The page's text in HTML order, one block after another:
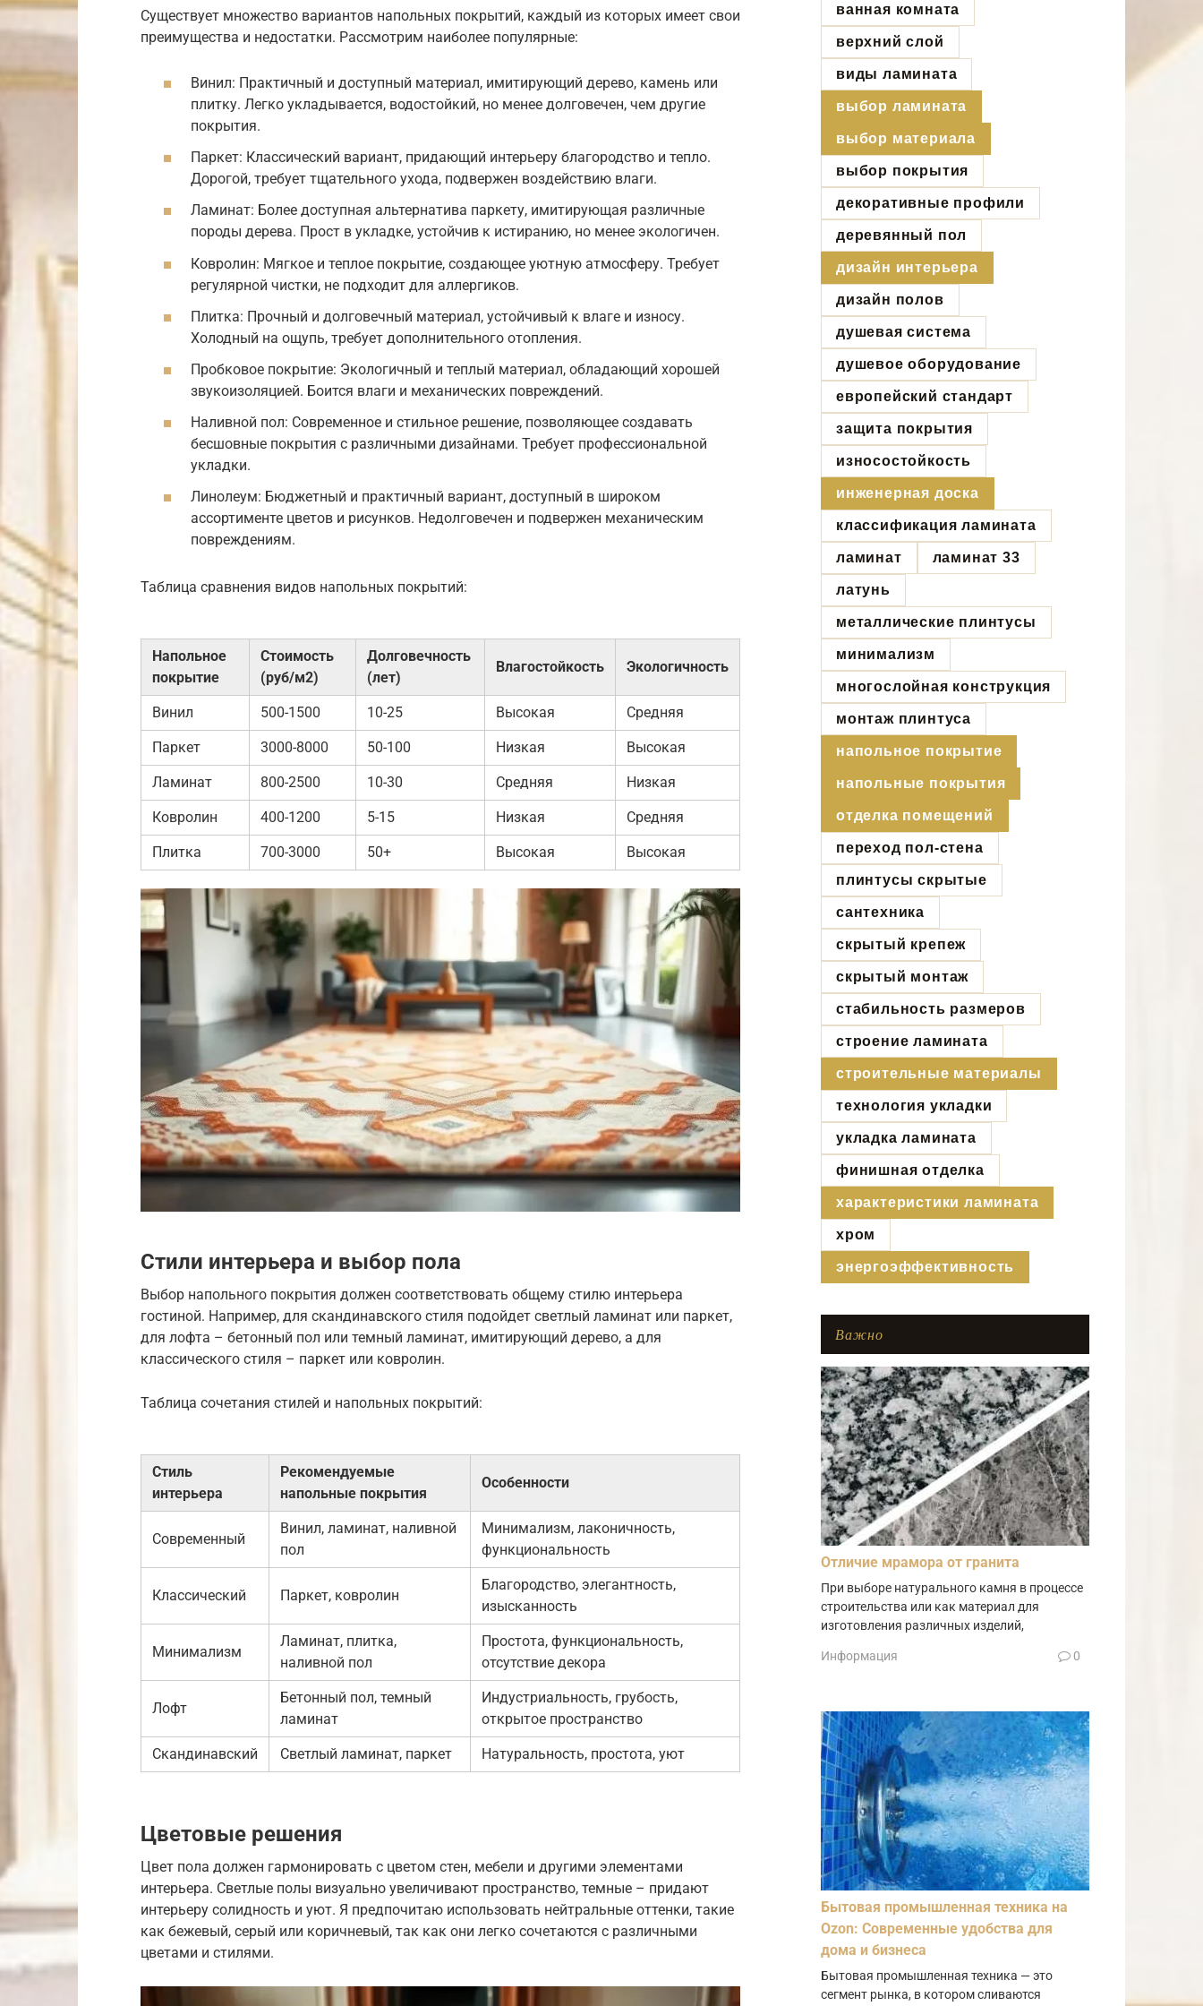
Существует множество вариантов напольных покрытий, каждый из которых имеет свои
преимущества и недостатки. Рассмотрим наиболее популярные:
Винил: Практичный и доступный материал, имитирующий дерево, камень или
плитку. Легко укладывается, водостойкий, но менее долговечен, чем другие
покрытия.
Паркет: Классический вариант, придающий интерьеру благородство и тепло.
Дорогой, требует тщательного ухода, подвержен воздействию влаги.
Ламинат: Более доступная альтернатива паркету, имитирующая различные
породы дерева. Прост в укладке, устойчив к истиранию, но менее экологичен.
Ковролин: Мягкое и теплое покрытие, создающее уютную атмосферу. Требует
регулярной чистки, не подходит для аллергиков.
Плитка: Прочный и долговечный материал, устойчивый к влаге и износу.
Холодный на ощупь, требует дополнительного отопления.
Пробковое покрытие: Экологичный и теплый материал, обладающий хорошей
звукоизоляцией. Боится влаги и механических повреждений.
Наливной пол: Современное и стильное решение, позволяющее создавать
бесшовные покрытия с различными дизайнами. Требует профессиональной
укладки.
Линолеум: Бюджетный и практичный вариант, доступный в широком
ассортименте цветов и рисунков. Недолговечен и подвержен механическим
повреждениям.
Таблица сравнения видов напольных покрытий:
Напольное
покрытие
Стоимость
(руб/м2)
Долговечность
(лет)
Влагостойкость Экологичность
Винил 500-1500 10-25 Высокая Средняя
Паркет 3000-8000 50-100 Низкая Высокая
Ламинат 800-2500 10-30 Средняя Низкая
Ковролин 400-1200 5-15 Низкая Средняя
Плитка 700-3000 50+ Высокая Высокая
Стили интерьера и выбор пола
Выбор напольного покрытия должен соответствовать общему стилю интерьера
гостиной. Например, для скандинавского стиля подойдет светлый ламинат или паркет,
для лофта – бетонный пол или темный ламинат, имитирующий дерево, а для
классического стиля – паркет или ковролин.
Таблица сочетания стилей и напольных покрытий:
Стиль
интерьера
Рекомендуемые
напольные покрытия
Особенности
Современный
Винил, ламинат, наливной
пол
Минимализм, лаконичность,
функциональность
Классический Паркет, ковролин
Благородство, элегантность,
изысканность
Минимализм
Ламинат, плитка,
наливной пол
Простота, функциональность,
отсутствие декора
Лофт
Бетонный пол, темный
ламинат
Индустриальность, грубость,
открытое пространство
Скандинавский Светлый ламинат, паркет Натуральность, простота, уют
Цветовые решения
Цвет пола должен гармонировать с цветом стен, мебели и другими элементами
интерьера. Светлые полы визуально увеличивают пространство, темные – придают
интерьеру солидность и уют. Я предпочитаю использовать нейтральные оттенки, такие
как бежевый, серый или коричневый, так как они легко сочетаются с различными
цветами и стилями.
ванная комната
верхний слой
виды ламината
выбор ламината
выбор материала
выбор покрытия
декоративные профили
деревянный пол
дизайн интерьера
дизайн полов
душевая система
душевое оборудование
европейский стандарт
защита покрытия
износостойкость
инженерная доска
классификация ламината
ламинат ламинат 33
латунь
металлические плинтусы
минимализм
многослойная конструкция
монтаж плинтуса
напольное покрытие
напольные покрытия
отделка помещений
переход пол-стена
плинтусы скрытые
сантехника
скрытый крепеж
скрытый монтаж
стабильность размеров
строение ламината
строительные материалы
технология укладки
укладка ламината
финишная отделка
характеристики ламината
хром
энергоэффективность
Важно
Отличие мрамора от гранита
При выборе натурального камня в процессе
строительства или как материал для
изготовления различных изделий,
Информация 0
Бытовая промышленная техника на
Ozon: Современные удобства для
дома и бизнеса
Бытовая промышленная техника — это
сегмент рынка, в котором сливаются